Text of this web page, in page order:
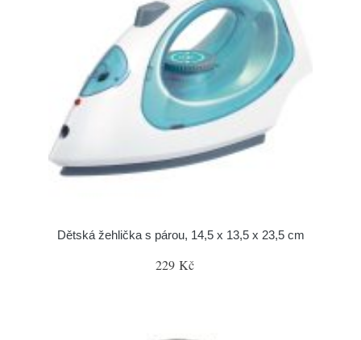
Dětská žehlička s párou, 14,5 x 13,5 x 23,5 cm
229 Kč